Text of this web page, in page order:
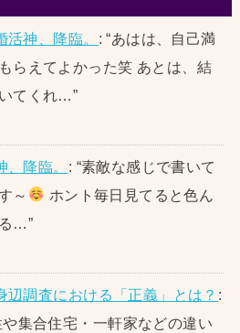
活神、降臨。 : “あはは、自己満
らえてよかった笑 あとは、結
てくれ… ”
、降臨。 : “素敵な感じで書いて
～
ホント毎日見てると色ん
…”
辺調査における「正義」とは？ :
集合住宅・一軒家などの違い